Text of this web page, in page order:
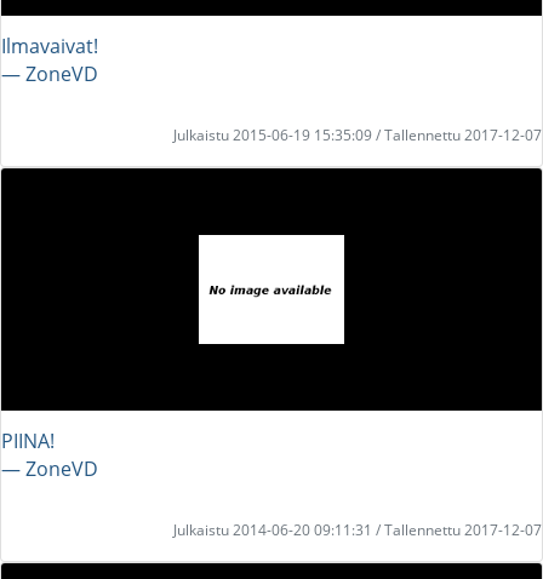
Ilmavaivat!
― ZoneVD
Julkaistu 2015-06-19 15:35:09 / Tallennettu 2017-12-07
PIINA!
― ZoneVD
Julkaistu 2014-06-20 09:11:31 / Tallennettu 2017-12-07